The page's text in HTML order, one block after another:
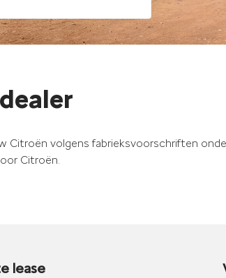
volgens fabrieksvoorschriften
Citroën.
lease